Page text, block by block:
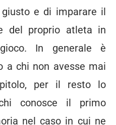
e di imparare il
del proprio atleta in
In generale è
a chi non avesse mai
per il resto lo
conosce il primo
nel caso in cui ne